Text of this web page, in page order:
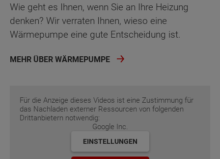
Wie geht es Ihnen, wenn Sie an Ihre Heizung
denken? Wir verraten Ihnen, wieso eine
Wärmepumpe eine gute Entscheidung ist.
MEHR ÜBER WÄRMEPUMPE
Für die Anzeige dieses Videos ist eine Zustimmung für
das Nachladen externer Ressourcen von folgenden
Drittanbietern notwendig:
Google Inc.
EINSTELLUNGEN